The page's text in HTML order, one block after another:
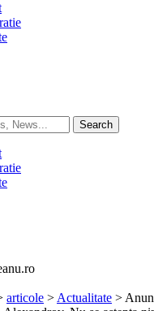
articole > Actualitate >